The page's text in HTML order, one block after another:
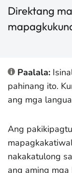
Direktang
Paalala:
pahinang ito.
ang mga
Ang
nakakatulong
ang aming